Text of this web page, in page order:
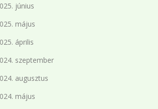
június
május
április
szeptember
augusztus
május